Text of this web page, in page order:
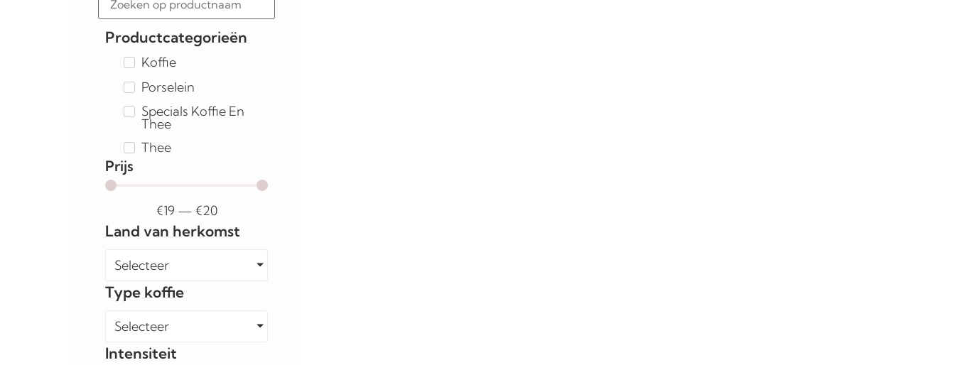
Productcategorieën
Koffie
Porselein
Specials Koffie En
Thee
Thee
Prijs
€19— €20
Land van herkomst
Selecteer
Type koffie
Selecteer
Intensiteit